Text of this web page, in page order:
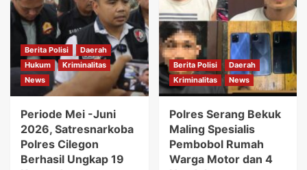
Berita Polisi
Daerah
Hukum
Kriminalitas
News
Periode Mei -Juni
2026, Satresnarkoba
Polres Cilegon
Berhasil Ungkap 19
Berita Polisi
Daerah
Kriminalitas
News
Polres Serang Bekuk
Maling Spesialis
Pembobol Rumah
Warga Motor dan 4